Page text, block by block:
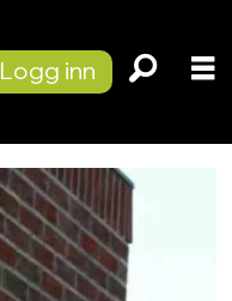
Logg inn